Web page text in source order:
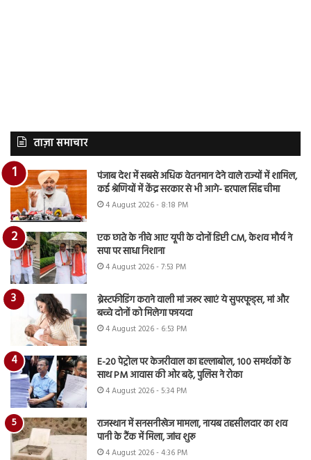
ताज़ा समाचार
पंजाब देश में सबसे अधिक वेतनमान देने वाले राज्यों में शामिल,
कई श्रेणियों में केंद्र सरकार से भी आगे- हरपाल सिंह चीमा
4 August 2026 - 8:18 PM
एक छाते के नीचे आए यूपी के दोनों डिप्टी CM, केशव मौर्य ने
सपा पर साधा निशाना
4 August 2026 - 7:53 PM
ब्रेस्टफीडिंग कराने वाली मां जरूर खाएं ये सुपरफूड्स, मां और
बच्चे दोनों को मिलेगा फायदा
4 August 2026 - 6:53 PM
E-20 पेट्रोल पर केजरीवाल का हल्लाबोल, 100 समर्थकों के
साथ PM आवास की ओर बढ़े, पुलिस ने रोका
4 August 2026 - 5:34 PM
राजस्थान में सनसनीखेज मामला, नायब तहसीलदार का शव
पानी के टैंक में मिला, जांच शुरू
4 August 2026 - 4:36 PM